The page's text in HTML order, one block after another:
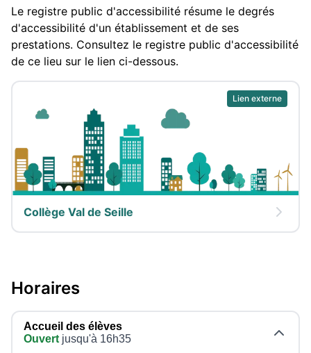
Le registre public d'accessibilité résume le degrés
d'accessibilité d'un établissement et de ses
prestations. Consultez le registre public d'accessibilité
de ce lieu sur le lien ci-dessous.
Lien externe
Collège Val de Seille
Horaires
Accueil des élèves
Ouvert jusqu'à 16h35